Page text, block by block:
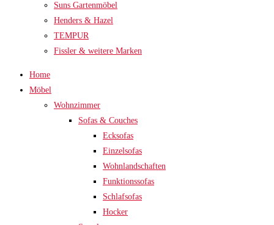
Suns Gartenmöbel
Henders & Hazel
TEMPUR
Fissler & weitere Marken
Home
Möbel
Wohnzimmer
Sofas & Couches
Ecksofas
Einzelsofas
Wohnlandschaften
Funktionssofas
Schlafsofas
Hocker